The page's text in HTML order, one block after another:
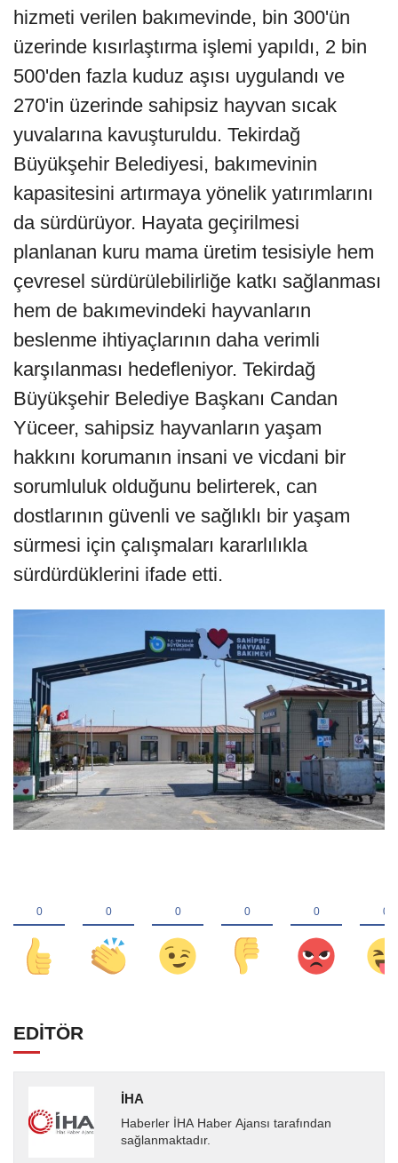
hizmeti verilen bakımevinde, bin 300'ün
üzerinde kısırlaştırma işlemi yapıldı, 2 bin
500'den fazla kuduz aşısı uygulandı ve
270'in üzerinde sahipsiz hayvan sıcak
yuvalarına kavuşturuldu. Tekirdağ
Büyükşehir Belediyesi, bakımevinin
kapasitesini artırmaya yönelik yatırımlarını
da sürdürüyor. Hayata geçirilmesi
planlanan kuru mama üretim tesisiyle hem
çevresel sürdürülebilirliğe katkı sağlanması
hem de bakımevindeki hayvanların
beslenme ihtiyaçlarının daha verimli
karşılanması hedefleniyor. Tekirdağ
Büyükşehir Belediye Başkanı Candan
Yüceer, sahipsiz hayvanların yaşam
hakkını korumanın insani ve vicdani bir
sorumluluk olduğunu belirterek, can
dostlarının güvenli ve sağlıklı bir yaşam
sürmesi için çalışmaları kararlılıkla
sürdürdüklerini ifade etti.
EDİTÖR
İHA
Haberler İHA Haber Ajansı tarafından
sağlanmaktadır.